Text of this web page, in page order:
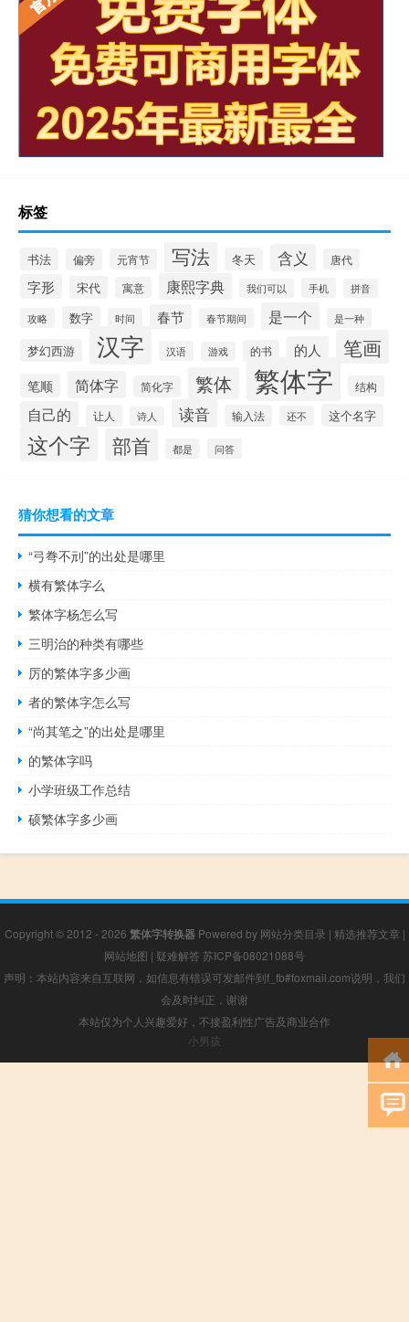
标签
书法 偏旁 元宵节 写法 冬天 含义 唐代
字形 宋代 寓意 康熙字典 我们可以 手机 拼音
攻略 数字 时间 春节 春节期间 是一个 是一种
梦幻西游 汉字 汉语 游戏 的书 的人 笔画
笔顺 简体字 简化字 繁体 繁体字 结构
自己的 让人 诗人 读音 输入法 还不 这个名字
这个字 部首 都是 问答
猜你想看的文章
“弓弮不刓”的出处是哪里
横有繁体字么
繁体字杨怎么写
三明治的种类有哪些
厉的繁体字多少画
者的繁体字怎么写
“尚其笔之”的出处是哪里
的繁体字吗
小学班级工作总结
硕繁体字多少画
Copyright © 2012 - 2026 繁体字转换器Powered by 网站分类目录 | 精选推荐文章 |
网站地图 | 疑难解答 苏ICP备08021088号
声明：本站内容来自互联网，如信息有错误可发邮件到f_fb#foxmail.com说明，我们
会及时纠正，谢谢
本站仅为个人兴趣爱好，不接盈利性广告及商业合作
小男孩